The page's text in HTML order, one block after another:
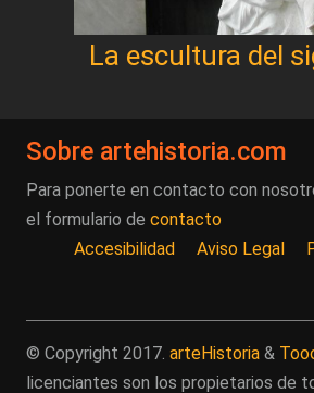
La escultura del
Sobre artehistoria.com
Para ponerte en contacto con
el formulario de contacto
Accesibilidad
Aviso Legal
© Copyright 2017. arteHistoria &
licenciantes son los propietarios de